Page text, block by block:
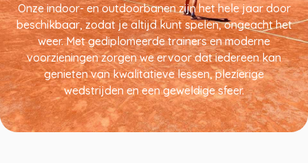
Onze indoor- en outdoorbanen zijn het hele jaar door
beschikbaar, zodat je altijd kunt spelen, ongeacht het
weer. Met gediplomeerde trainers en moderne
voorzieningen zorgen we ervoor dat iedereen kan
genieten van kwalitatieve lessen, plezierige
wedstrijden en een geweldige sfeer.